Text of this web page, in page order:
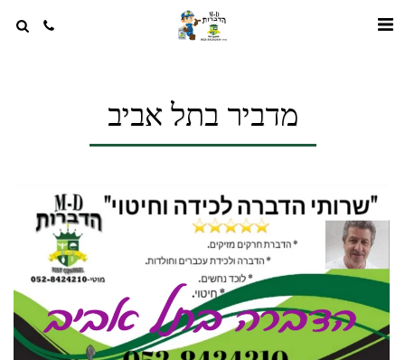
מדביר בתל אביב